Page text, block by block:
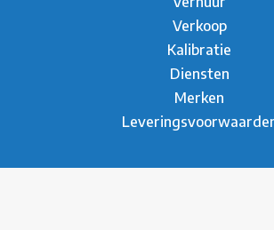
Verkoop
Kalibratie
Diensten
Merken